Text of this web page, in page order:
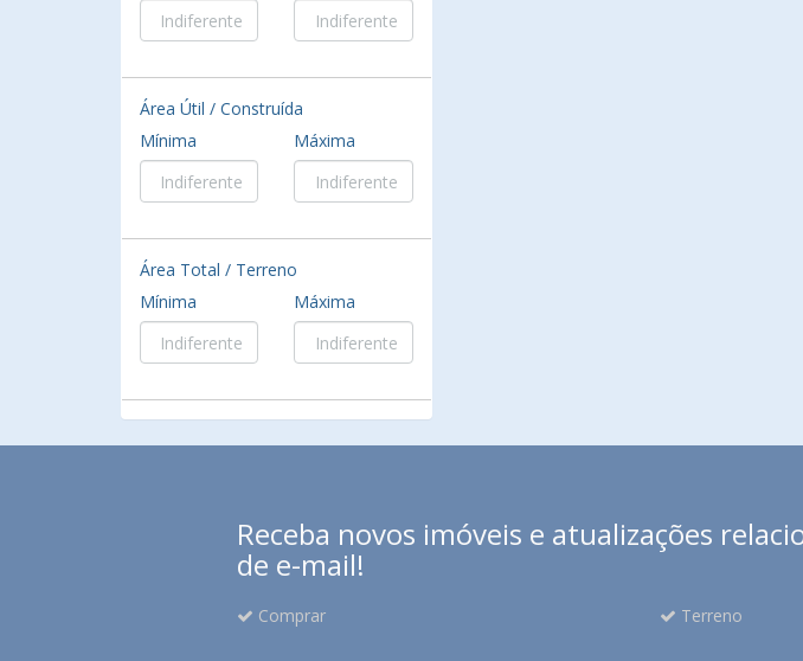
Área Útil / Construída
Mínima
Máxima
Área Total / Terreno
Mínima
Máxima
Receba novos imóveis e atualizações
de e-mail!
Comprar Terreno